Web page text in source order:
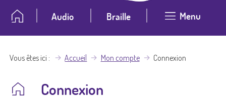
Audio Braille Menu
Vous êtes ici Accueil Mon compte Connexion
Connexion